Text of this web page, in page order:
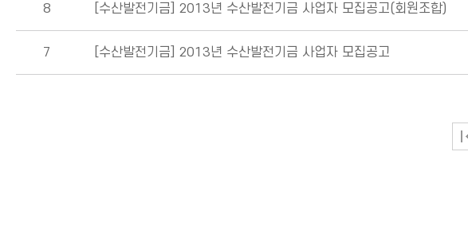
8 [수산발전기금] 2013년 수산발전기금 사업자 모집공고(회원조합)
7 [수산발전기금] 2013년 수산발전기금 사업자 모집공고